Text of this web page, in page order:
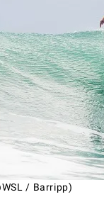
/ Barripp)